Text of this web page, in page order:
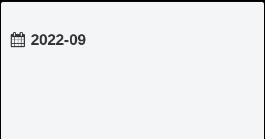
2022-09